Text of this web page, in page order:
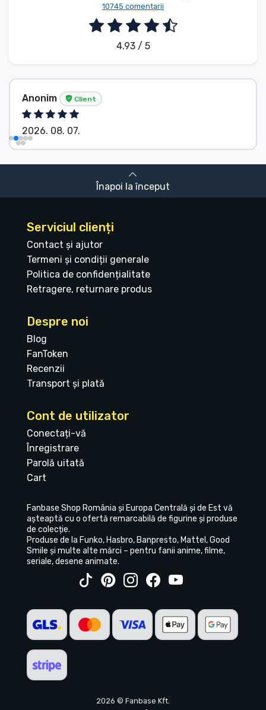
10745 comentarii
4.93 / 5
Anonim Client
2026. 08. 07.
Înapoi la început
Serviciul clienți
Contact și ajutor
Termeni și condiții generale
Politica de confidențialitate
Retragere, returnare produs
Despre noi
Blog
FanToken
Recenzii
Transport și plată
Cont de utilizator
Conectați-vă
Înregistrare
Parolă uitată
Cart
Fanbase Shop România și Europa Centrală și de Est vă
așteaptă cu o ofertă remarcabilă de figurine și produse
de colecție.
Produse de la Funko, Hasbro, Banpresto, Mattel, Good
Smile și multe alte mărci – pentru fanii anime, filme,
seriale, desene animate.
2026 © Fanbase Kft.